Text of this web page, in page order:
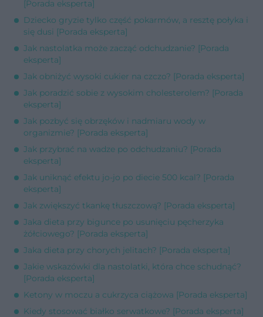
[Porada eksperta]
Dziecko gryzie tylko część pokarmów, a resztę połyka i
się dusi [Porada eksperta]
Jak nastolatka może zacząć odchudzanie? [Porada
eksperta]
Jak obniżyć wysoki cukier na czczo? [Porada eksperta]
Jak poradzić sobie z wysokim cholesterolem? [Porada
eksperta]
Jak pozbyć się obrzęków i nadmiaru wody w
organizmie? [Porada eksperta]
Jak przybrać na wadze po odchudzaniu? [Porada
eksperta]
Jak uniknąć efektu jo-jo po diecie 500 kcal? [Porada
eksperta]
Jak zwiększyć tkankę tłuszczową? [Porada eksperta]
Jaka dieta przy bigunce po usunięciu pęcherzyka
żółciowego? [Porada eksperta]
Jaka dieta przy chorych jelitach? [Porada eksperta]
Jakie wskazówki dla nastolatki, która chce schudnąć?
[Porada eksperta]
Ketony w moczu a cukrzyca ciążowa [Porada eksperta]
Kiedy stosować białko serwatkowe? [Porada eksperta]